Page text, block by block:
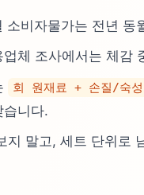
소비자물가는 전년 동
체 조사에서는 체감
회 원재료 + 손질/숙
습니다.
지 말고, 세트 단위로